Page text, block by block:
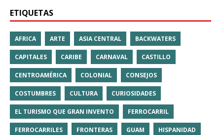
ETIQUETAS
AFRICA ARTE ASIA CENTRAL BACKWATERS
CAPITALES CARIBE CARNAVAL CASTILLO
CENTROAMÉRICA COLONIAL CONSEJOS
COSTUMBRES CULTURA CURIOSIDADES
EL TURISMO QUE GRAN INVENTO FERROCARRIL
FERROCARRILES FRONTERAS GUAM HISPANIDAD